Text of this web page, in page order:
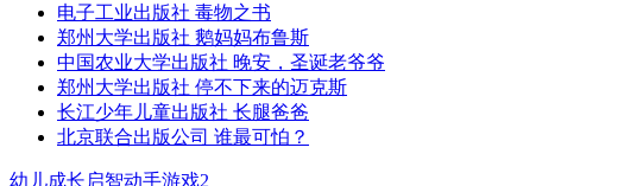
电子工业出版社 毒物之书
郑州大学出版社 鹅妈妈布鲁斯
中国农业大学出版社 晚安，圣诞老爷爷
郑州大学出版社 停不下来的迈克斯
长江少年儿童出版社 长腿爸爸
北京联合出版公司 谁最可怕？
幼儿成长启智动手游戏2